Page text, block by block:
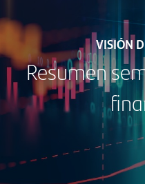
VISIÓN
Resumen